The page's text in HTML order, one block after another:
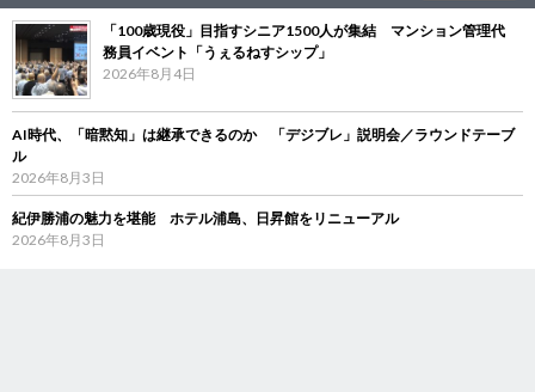
「100歳現役」目指すシニア1500人が集結 マンション管理代
務員イベント「うぇるねすシップ」
2026年8月4日
AI時代、「暗黙知」は継承できるのか 「デジブレ」説明会／ラウンドテーブ
ル
2026年8月3日
紀伊勝浦の魅力を堪能 ホテル浦島、日昇館をリニューアル
2026年8月3日